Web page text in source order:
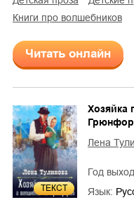
книги про волшебников
Читать онлайн
ТЕКСТ
Хозяйка
Лена
Год
Язык: